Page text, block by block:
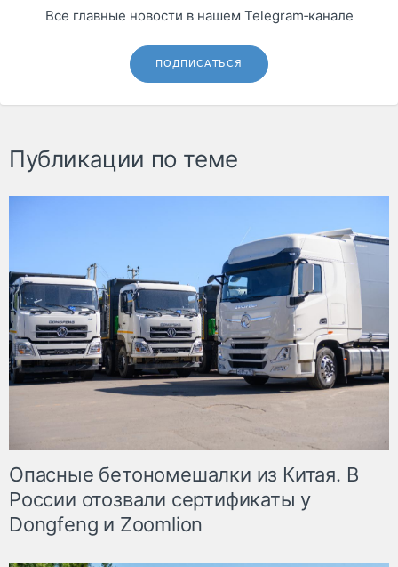
Все главные новости в нашем Telegram‑канале
ПОДПИСАТЬСЯ
Публикации по теме
Опасные бетономешалки из Китая. В
России отозвали сертификаты у
Dongfeng и Zoomlion